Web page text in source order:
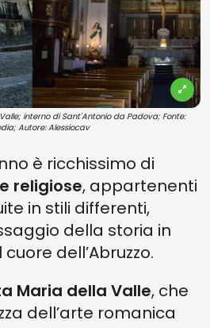
interno di Sant'Antonio da Padova; Fonte:
Autore: Alessiocav
è ricchissimo di
religiose, appartenenti
in stili differenti,
della storia in
dell’Abruzzo.
Maria della Valle, che
dell’arte romanica